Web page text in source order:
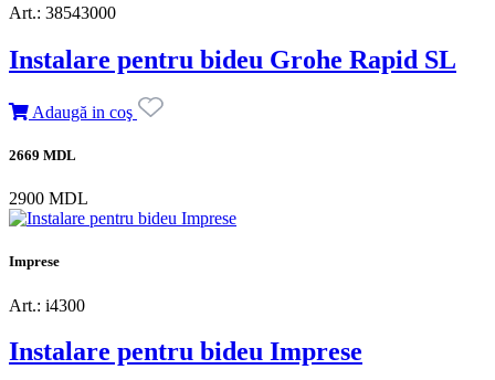
Art.: 38543000
Instalare pentru bideu Grohe Rapid SL
Adaugă in coş
2669 MDL
2900 MDL
Imprese
Art.: i4300
Instalare pentru bideu Imprese